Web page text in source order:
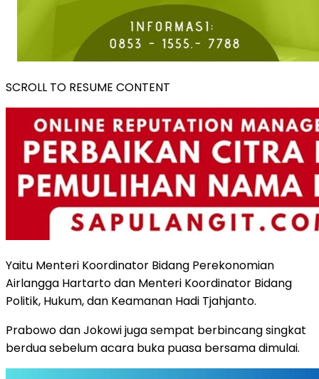
SCROLL TO RESUME CONTENT
Yaitu Menteri Koordinator Bidang Perekonomian
Airlangga Hartarto dan Menteri Koordinator Bidang
Politik, Hukum, dan Keamanan Hadi Tjahjanto.
Prabowo dan Jokowi juga sempat berbincang singkat
berdua sebelum acara buka puasa bersama dimulai.